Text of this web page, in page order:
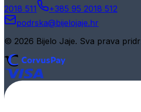
2018 511
+385 95 2018 512
podrska@bijelojaje.hr
© 2026 Bijelo Jaje. Sva prava